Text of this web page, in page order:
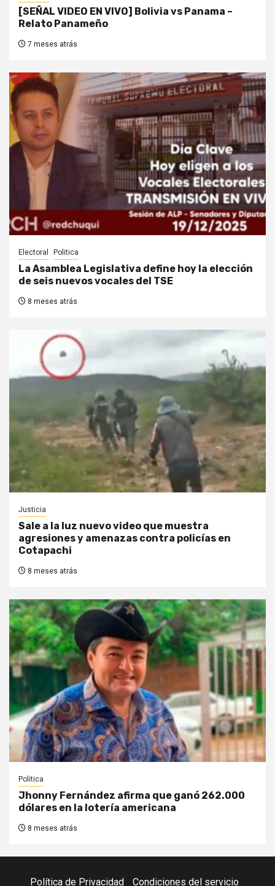
[SEÑAL VIDEO EN VIVO] Bolivia vs Panama –
Relato Panameño
7 meses atrás
Electoral Politica
La Asamblea Legislativa define hoy la elección
de seis nuevos vocales del TSE
8 meses atrás
Justicia
Sale a la luz nuevo video que muestra
agresiones y amenazas contra policías en
Cotapachi
8 meses atrás
Politica
Jhonny Fernández afirma que ganó 262.000
dólares en la lotería americana
8 meses atrás
Política de Privacidad Condiciones del servicio